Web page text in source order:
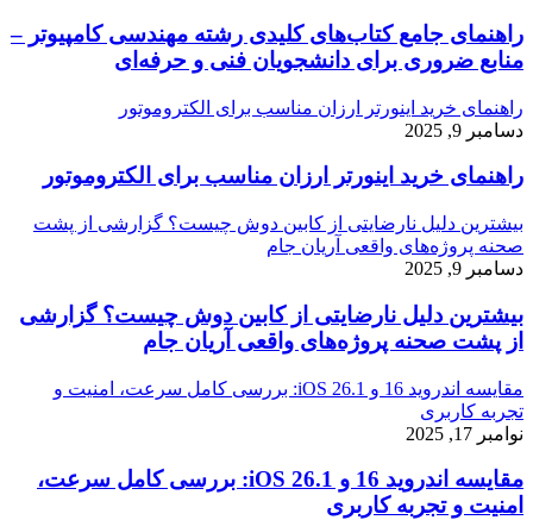
راهنمای جامع کتاب‌های کلیدی رشته مهندسی کامپیوتر –
منابع ضروری برای دانشجویان فنی و حرفه‌ای
راهنمای خرید اینورتر ارزان مناسب برای الکتروموتور
دسامبر 9, 2025
راهنمای خرید اینورتر ارزان مناسب برای الکتروموتور
بیشترین دلیل نارضایتی از کابین دوش چیست؟ گزارشی از پشت
صحنه پروژه‌های واقعی آریان جام
دسامبر 9, 2025
بیشترین دلیل نارضایتی از کابین دوش چیست؟ گزارشی
از پشت صحنه پروژه‌های واقعی آریان جام
مقایسه اندروید 16 و iOS 26.1: بررسی کامل سرعت، امنیت و
تجربه کاربری
نوامبر 17, 2025
مقایسه اندروید 16 و iOS 26.1: بررسی کامل سرعت،
امنیت و تجربه کاربری